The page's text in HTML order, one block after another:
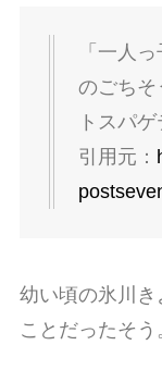
「一人
のごちそ
トスパゲ
引用元：
幼い頃の氷川
ことだったそう